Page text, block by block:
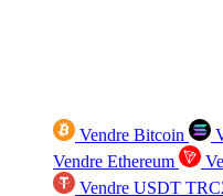
Vendre Bitcoin
Vendre Ethereum
Vendre USDT